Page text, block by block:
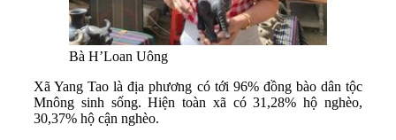
Bà H’Loan Uông
Xã Yang Tao là địa phương có tới 96% đồng bào dân tộc
Mnông sinh sống. Hiện toàn xã có 31,28% hộ nghèo,
30,37% hộ cận nghèo.